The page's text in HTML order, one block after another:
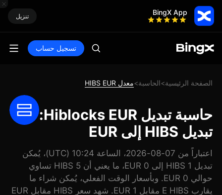
BingX App تنزيل
تسجيل حساب
الصفحة الرئيسية>الحاسبة>معدل HIBS EUR
حاسبة تبديل Hiblocks EUR:
تبديل HIBS إلى EUR
اعتباراً من 07-08-2026، الساعة 10:24 (UTC)، يُمكن
تبديل 1 HIBS إلى 0 EUR، ما يعني أن 5 HIBS تساوي
حوالي 0 EUR. وبأسعار الوقت الفعلي، يُمكن شراء ما
يقارب E HIBS مقابل 1 EUR. شهد سعر HIBS مقابل EUR